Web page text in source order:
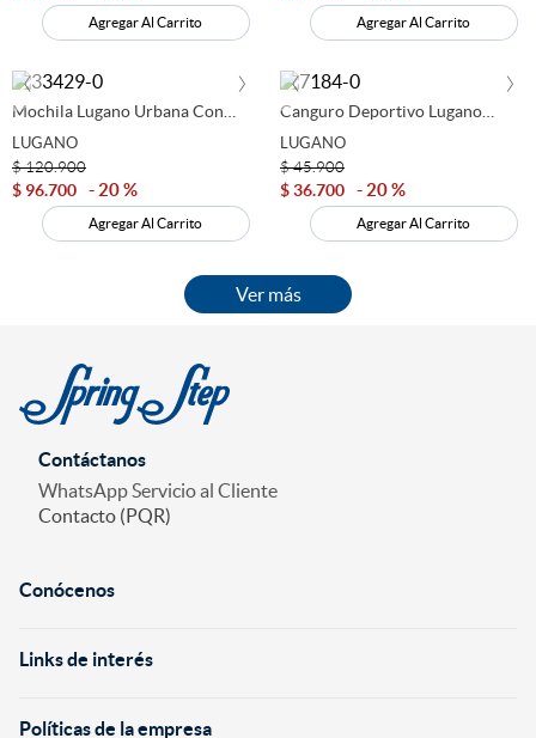
Agregar Al Carrito Agregar Al Carrito
‹ ›
Mochila Lugano Urbana Con
Antirrobo
LUGANO
$ 120.900
$ 96.700 20 %
Agregar Al Carrito
‹ ›
Canguro Deportivo Lugano
LUGANO
$ 45.900
$36.700 20 %
Agregar Al Carrito
Contáctanos
WhatsApp Servicio al Cliente
Contacto (PQR)
Conócenos
Links de interés
Políticas de la empresa